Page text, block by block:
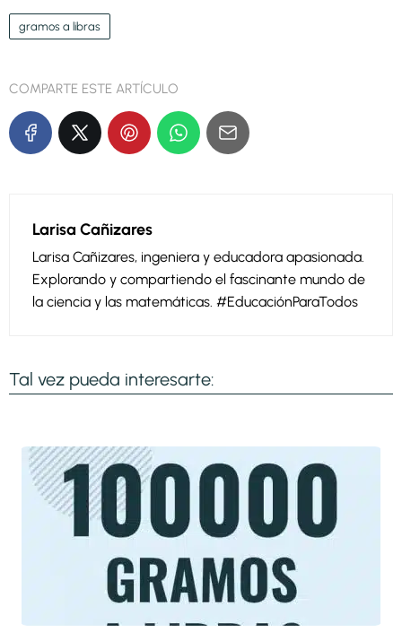
gramos a libras
COMPARTE ESTE ARTÍCULO
Larisa Cañizares
Larisa Cañizares, ingeniera y educadora apasionada.
Explorando y compartiendo el fascinante mundo de
la ciencia y las matemáticas. #EducaciónParaTodos
Tal vez pueda interesarte: